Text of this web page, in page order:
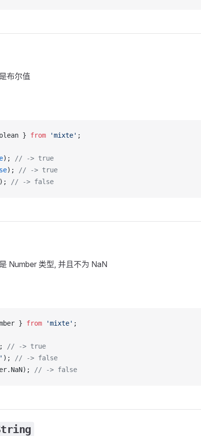
布尔值
} from 'mixte' ;
);
// -> true
);
// -> true
); // -> false
Number 类型, 并且不为 NaN
} from 'mixte' ;
// -> true
);
// -> false
. NaN); // -> false